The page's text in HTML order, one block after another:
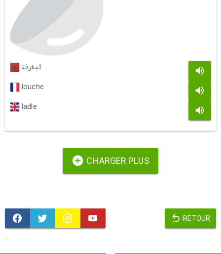
المغرفة
louche
ladle
CHARGER PLUS
RETOUR